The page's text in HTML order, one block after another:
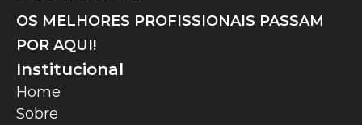
OS MELHORES PROFISSIONAIS PASSAM
POR AQUI!
Institucional
Home
Sobre